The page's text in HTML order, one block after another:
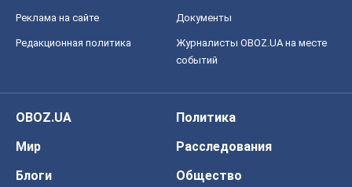
Реклама на сайте Документы
Редакционная политика
Журналисты OBOZ.UA на месте
событий
OBOZ.UA
Политика
Мир
Расследования
Блоги
Общество